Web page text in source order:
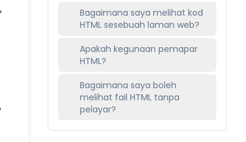
Bagaimana saya melihat kod
HTML sesebuah laman web?
Apakah kegunaan pemapar
HTML?
Bagaimana saya boleh
melihat fail HTML tanpa
pelayar?